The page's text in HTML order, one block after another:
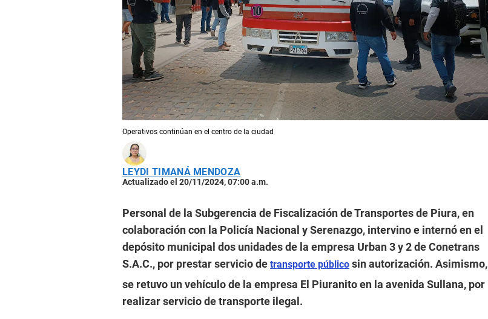
Operativos continúan en el centro de la ciudad
LEYDI TIMANÁ MENDOZA
Actualizado el 20/11/2024, 07:00 a.m.
Personal de la Subgerencia de Fiscalización de Transportes de Piura, en
colaboración con la Policía Nacional y Serenazgo, intervino e internó en el
depósito municipal dos unidades de la empresa Urban 3 y 2 de Conetrans
S.A.C., por prestar servicio de transporte público sin autorización. Asimismo,
se retuvo un vehículo de la empresa El Piuranito en la avenida Sullana, por
realizar servicio de transporte ilegal.